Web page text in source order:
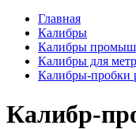
Главная
Калибры
Калибры
Калибры для
Калибры-пробки
Калибр-